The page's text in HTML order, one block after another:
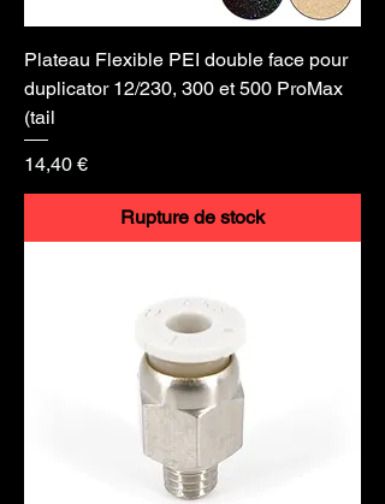
Plateau Flexible PEI double face pour
duplicator 12/230, 300 et 500 ProMax
(tail
Prix
14,40 €
Rupture de stock